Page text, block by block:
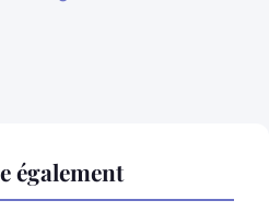
également